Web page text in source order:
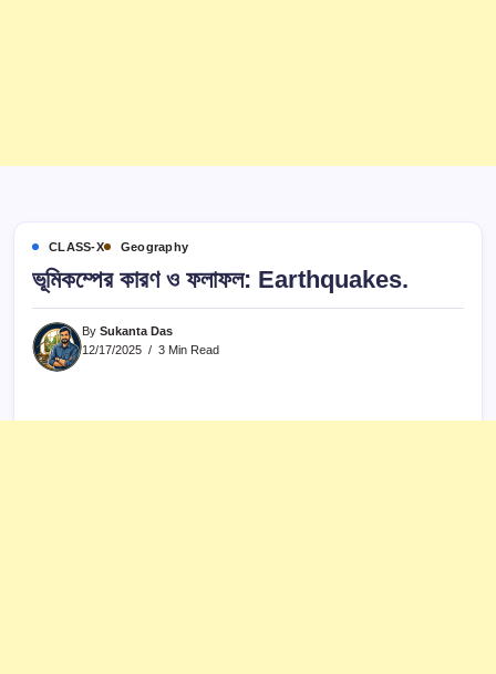
CLASS-X Geography
ভূমিকম্পের কারণ ও ফলাফল: Earthquakes.
By Sukanta Das
12/17/2025
3 Min Read